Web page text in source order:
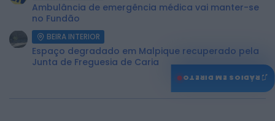
Ambulância de emergência médica vai manter-se
no Fundão
BEIRA INTERIOR
Espaço degradado em Malpique recuperado pela
Junta de Freguesia de Caria
♫
RÁDIOS EM DIRETO